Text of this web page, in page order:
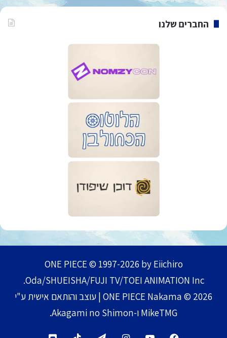
החברים שלנו
ONE PIECE © 1997-2026 by Eiichiro
Oda/SHUEISHA/FUJI TV/TOEI ANIMATION Inc.
ONE PIECE Nakama © 2026 | עוצב והותאם אישית ע"י
MikeTMG ו-Akagami no Shimon.